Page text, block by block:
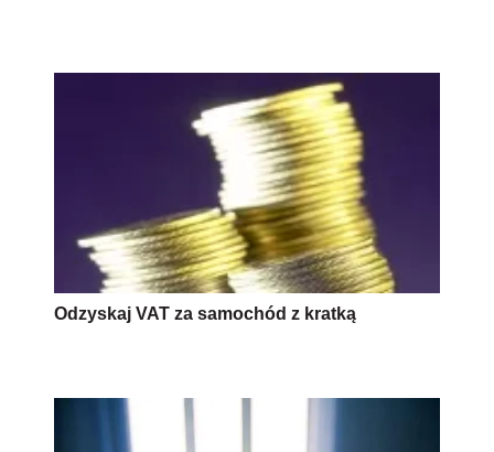
Odzyskaj VAT za samochód z kratką